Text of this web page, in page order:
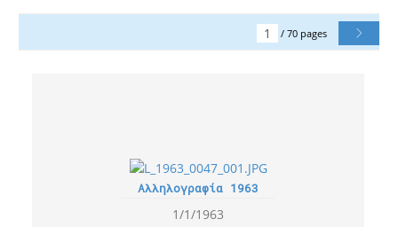
/ 70 pages
Αλληλογραφία 1963
1/1/1963